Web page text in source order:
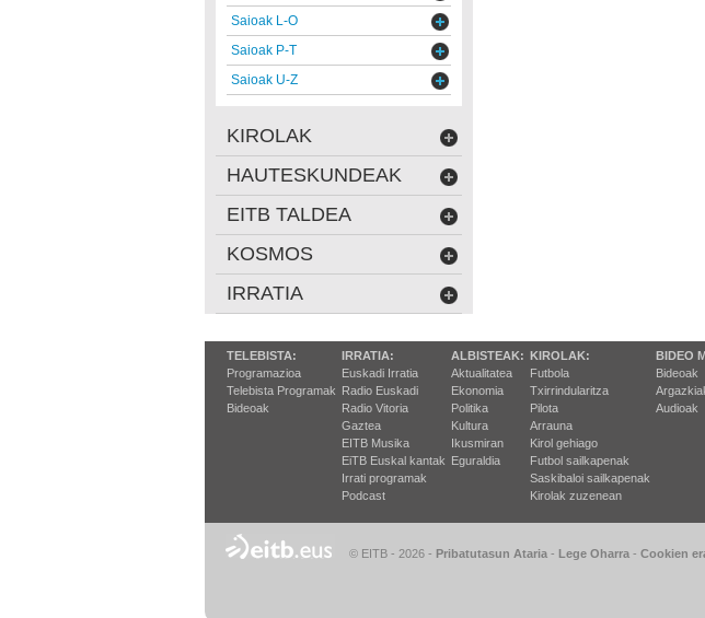
Saioak L-O
Saioak P-T
Saioak U-Z
KIROLAK
HAUTESKUNDEAK
EITB TALDEA
KOSMOS
IRRATIA
TELEBISTA:
Programazioa
Telebista Programak
Bideoak
IRRATIA:
Euskadi Irratia
Radio Euskadi
Radio Vitoria
Gaztea
EITB Musika
EiTB Euskal kantak
Irrati programak
Podcast
ALBISTEAK:
Aktualitatea
Ekonomia
Politika
Kultura
Ikusmiran
Eguraldia
KIROLAK:
Futbola
Txirrindularitza
Pilota
Arrauna
Kirol gehiago
Futbol sailkapenak
Saskibaloi sailkapenak
Kirolak zuzenean
BIDEO
Bideoak
Audioak
© EITB - 2026 - Pribatutasun Ataria - Lege Oharra - Cookien